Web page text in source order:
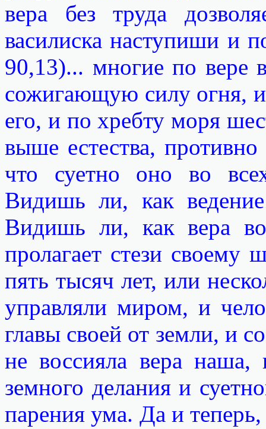
вера без труда
василиска наступиши и
90,13)... многие по вере
сожигающую силу огня,
его, и по хребту моря
выше естества,
что суетно оно во
Видишь ли, как ведение
Видишь ли, как вера
пролагает стези своему
пять тысяч лет, или
управляли миром, и
главы своей от земли, и
не воссияла вера
земного делания и
парения ума. Да и